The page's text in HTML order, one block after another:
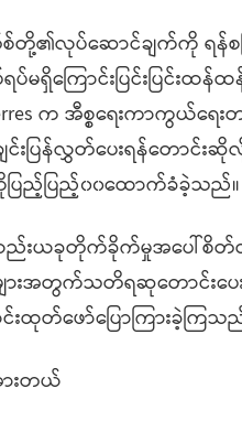
ပ်ဆောင်ချက်ကို ရန်စခြင်
မရှိကြောင်းပြင်းပြင်း
က အီစ္စရေးကာကွယ်ရ
ချင်းပြန်လွှတ်ပေးရန်တော
ကိုပြည့်ပြည့်၀၀ထောက်ခံခဲ့သည်။
ကလည်းယခုတိုက်ခိုက်မှုအပေါ်
များအတွက်သတိရဆုတောင်း
ထုတ်ဖော်ပြောကြားခဲ့ကြသ
းတယ်